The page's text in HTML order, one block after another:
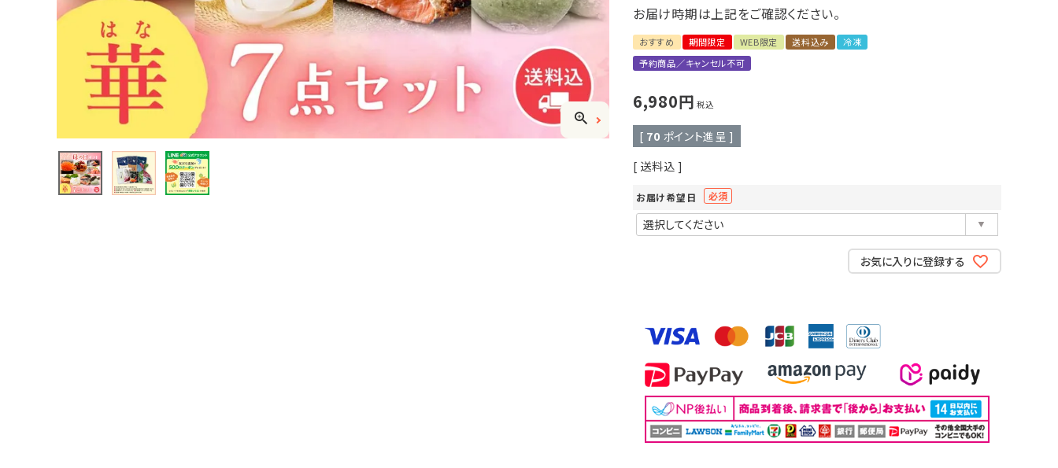
簡単！おいしい♪楽うまレシピ
とついようこの「浜ばか♡の部屋」
お客様の声〈レビュー紹介〉
会員登録
お届け時期は上記をご確認ください。
おすすめ 期間限定 WEB限定 送料込み
冷凍
予約商品／キャンセル不可
6,980 税込
[ 70 ポイント進呈 ]
送料込
お届け希望日
(必
須)
お気に入りに登録する